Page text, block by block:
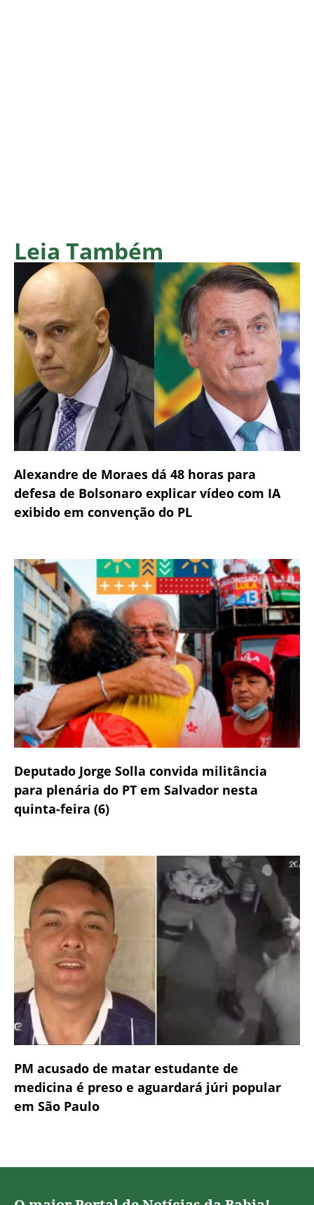
Leia Também
Alexandre de Moraes dá 48 horas para
defesa de Bolsonaro explicar vídeo com IA
exibido em convenção do PL
Deputado Jorge Solla convida militância
para plenária do PT em Salvador nesta
quinta-feira (6)
PM acusado de matar estudante de
medicina é preso e aguardará júri popular
em São Paulo